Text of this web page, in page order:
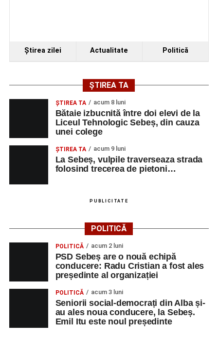
Ştirea zilei Actualitate Politică
ȘTIREA TA
ŞTIREA TA acum 8 luni
Bătaie izbucnită între doi elevi de la
Liceul Tehnologic Sebeș, din cauza
unei colege
ŞTIREA TA acum 9 luni
La Sebeș, vulpile traverseaza strada
folosind trecerea de pietoni…
PUBLICITATE
POLITICĂ
POLITICĂ acum 2 luni
PSD Sebeș are o nouă echipă
conducere: Radu Cristian a fost ales
președinte al organizației
POLITICĂ acum 3 luni
Seniorii social-democrați din Alba și-
au ales noua conducere, la Sebeș.
Emil Itu este noul președinte